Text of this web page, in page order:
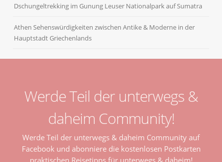
Dschungeltrekking im Gunung Leuser Nationalpark auf Sumatra
Athen Sehenswürdigkeiten zwischen Antike & Moderne in der
Hauptstadt Griechenlands
Werde Teil der unterwegs &
daheim Community!
Werde Teil der unterwegs & daheim Community auf
Facebook und abonniere die kostenlosen Postkarten
praktischen Reisetipps für unterwegs & daheim!